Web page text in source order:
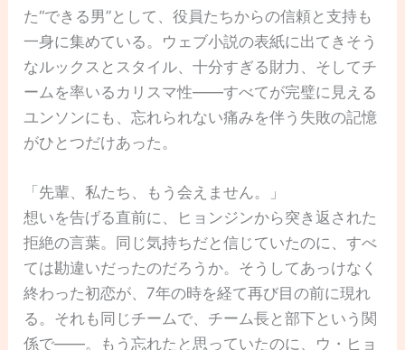
た“できる男”として、役員たちからの信頼と支持も
一身に集めている。ウェブ小説の表紙に出てきそう
なルックスとスタイル、十分すぎる財力、そしてチ
ームを率いるカリスマ性――すべてが完璧に見える
ユンソンにも、忘れられない痛みを伴う失敗の記憶
がひとつだけあった。
「先輩、私たち、もう会えません。」
想いを告げる直前に、ヒョンジンから突き返された
拒絶の言葉。同じ気持ちだと信じていたのに、すべ
ては勘違いだったのだろうか。そうしてあっけなく
終わった初恋が、7年の時を経て再び目の前に現れ
る。それも同じチームで、チーム長と部下という関
係で――。もう忘れたと思っていたのに、ウ・ヒョ